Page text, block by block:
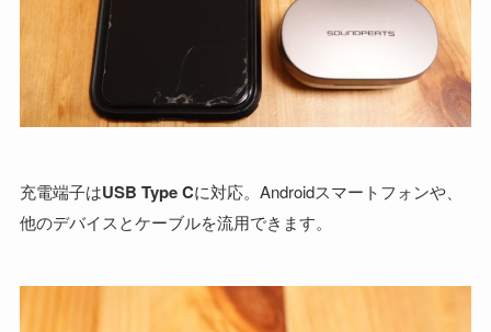
充電端子はUSB Type Cに対応。Androidスマートフォンや、
他のデバイスとケーブルを流用できます。